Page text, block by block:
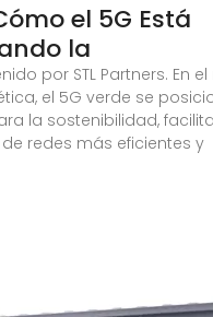
el 5G Está
la
por STL Partners. En
el 5G verde se
la sostenibilidad,
redes más eficientes y